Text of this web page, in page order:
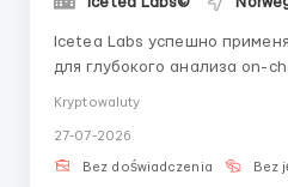
Icetea Labs успешно
для глубокого анализа on-
Пишите рекрутеру:
Удалённо (по всему миру) График: Частичная
Kryptowaluty
27-07-2026
Bez doświadczenia Bez